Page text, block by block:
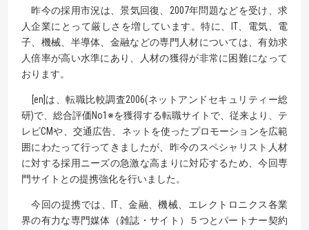
昨今の採用市況は、景気回復、2007年問題などを受け、求
人企業にとって厳しさを増しています。特に、IT、電気、電
子、機械、半導体、金融などの専門人材については、有効求
人倍率が高い水準にあり、人材の獲得が非常に困難になって
おります。
[en]は、転職比較調査2006(ネットアンドセキュリティー総
研)で、総合評価No1※を獲得する転職サイトで、従来より、テ
レビCMや、交通広告、ネットを使ったプロモーションを広範
囲にわたって行ってきましたが、昨今のスペシャリスト人材
に対する採用ニーズの急激な高まりに対応するため、今回専
門サイトとの提携強化を行いました。
今回の提携では、IT、金融、機械、エレクトロニクス各業
界の有力な専門媒体（雑誌・サイト）５つとパートナー契約